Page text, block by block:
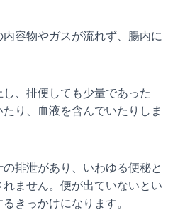
容物やガスが流れず、腸内に
、排便しても少量であった
り、血液を含んでいたりしま
排泄があり、いわゆる便秘と
ません。便が出ていないとい
きっかけになります。